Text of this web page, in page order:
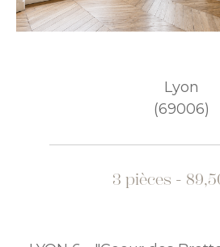
Lyon
(69006)
3 pièces -
TERRASSE
COUPS DE COEUR